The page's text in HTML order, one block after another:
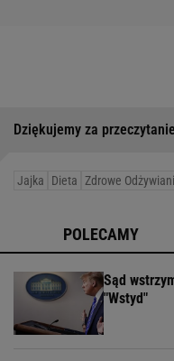
Dziękujemy za przeczytanie
Jajka Dieta Zdrowe
POLECAMY
Sąd
"Wstyd"